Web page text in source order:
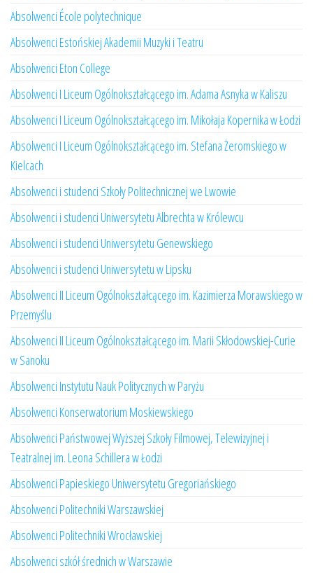
Absolwenci École polytechnique
Absolwenci Estońskiej Akademii Muzyki i Teatru
Absolwenci Eton College
Absolwenci I Liceum Ogólnokształcącego im. Adama Asnyka w Kaliszu
Absolwenci I Liceum Ogólnokształcącego im. Mikołaja Kopernika w Łodzi
Absolwenci I Liceum Ogólnokształcącego im. Stefana Żeromskiego w
Kielcach
Absolwenci i studenci Szkoły Politechnicznej we Lwowie
Absolwenci i studenci Uniwersytetu Albrechta w Królewcu
Absolwenci i studenci Uniwersytetu Genewskiego
Absolwenci i studenci Uniwersytetu w Lipsku
Absolwenci II Liceum Ogólnokształcącego im. Kazimierza Morawskiego w
Przemyślu
Absolwenci II Liceum Ogólnokształcącego im. Marii Skłodowskiej-Curie
w Sanoku
Absolwenci Instytutu Nauk Politycznych w Paryżu
Absolwenci Konserwatorium Moskiewskiego
Absolwenci Państwowej Wyższej Szkoły Filmowej, Telewizyjnej i
Teatralnej im. Leona Schillera w Łodzi
Absolwenci Papieskiego Uniwersytetu Gregoriańskiego
Absolwenci Politechniki Warszawskiej
Absolwenci Politechniki Wrocławskiej
Absolwenci szkół średnich w Warszawie